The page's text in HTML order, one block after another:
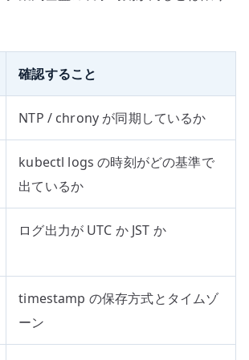
確認すること
NTP / chrony が同期しているか
kubectl logs の時刻がどの基準で
出ているか
ログ出力が UTC か JST か
timestamp の保存方式とタイムゾ
ーン